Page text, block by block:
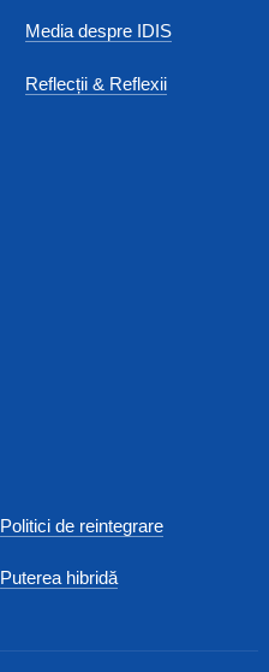
Media despre IDIS
Reflecții & Reflexii
Politici de reintegrare
Puterea hibridă